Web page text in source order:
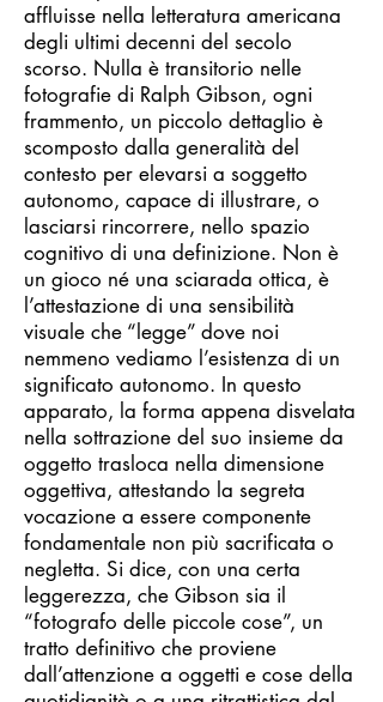
affluisse nella letteratura americana
degli ultimi decenni del secolo
scorso. Nulla è transitorio nelle
fotografie di Ralph Gibson, ogni
frammento, un piccolo dettaglio è
scomposto dalla generalità del
contesto per elevarsi a soggetto
autonomo, capace di illustrare, o
lasciarsi rincorrere, nello spazio
cognitivo di una definizione. Non è
un gioco né una sciarada ottica, è
l’attestazione di una sensibilità
visuale che “legge” dove noi
nemmeno vediamo l’esistenza di un
significato autonomo. In questo
apparato, la forma appena disvelata
nella sottrazione del suo insieme da
oggetto trasloca nella dimensione
oggettiva, attestando la segreta
vocazione a essere componente
fondamentale non più sacrificata o
negletta. Si dice, con una certa
leggerezza, che Gibson sia il
“fotografo delle piccole cose”, un
tratto definitivo che proviene
dall’attenzione a oggetti e cose della